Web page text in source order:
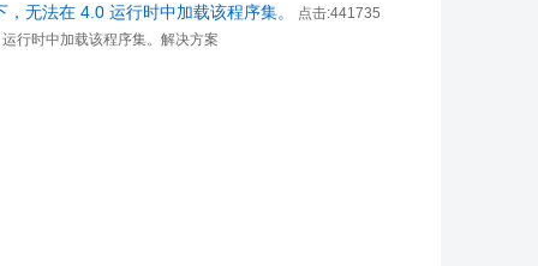
无法在 4.0 运行时中加载该程序集。
点击:441735
行时中加载该程序集。解决方案